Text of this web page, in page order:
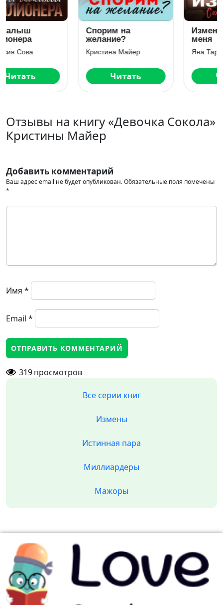
Спорим на
желание?
Кристина Майер
Читать
Измена. Сохрани
меня
Яна Таран
Читать
Отзывы на книгу «Девочка Сокола»
Кристины Майер
Добавить комментарий
Ваш адрес email не будет опубликован.Обязательные поля помечены
*
Имя *
Email *
319просмотров
Все серии книг
Измены
Истинная пара
Миллиардеры
Мажоры